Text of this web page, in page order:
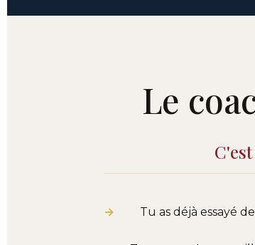
Le
Tu as déjà essayé